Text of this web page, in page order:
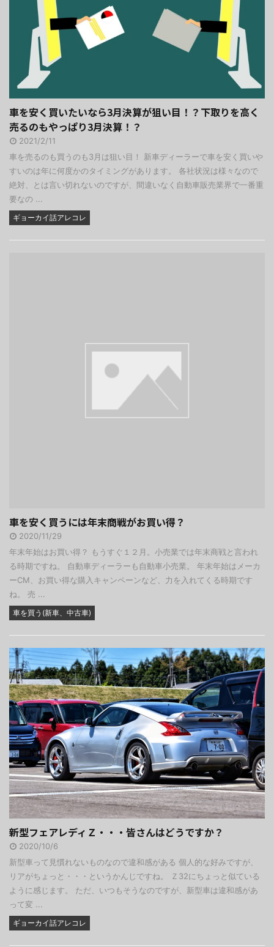
車を安く買いたいなら3月決算が狙い目！？下取りを高く
売るのもやっぱり3月決算！？
2021/2/11
車を売るのも買うのも3月は狙い目！ 新車ディーラーで車を安く買いや
すいのは年に何度かのタイミングがあります。 各社状況は様々なので
絶対、とは言い切れないのですが、間違いなく自動車販売業界で一番重
要なの ...
ギョーカイ話アレコレ
車を安く買うには年末商戦がお買い得？
2020/11/29
年末年始はお買い得？ もうすぐ１２月。小売業では年末商戦と言われ
る時期ですね。 自動車ディーラーも自動車小売業。 年末年始はメーカ
ーCM、お買い得な購入キャンペーンなど、力を入れてくる時期です
ね。 売 ...
車を買う(新車、中古車)
新型フェアレディＺ・・・皆さんはどうですか？
2020/10/6
新型車って見慣れないものなので違和感がある 個人的な好みですが、
リアがちょっと・・・というかんじですね。 Ｚ32にちょっと似ている
ように感じます。 ただ、いつもそうなのですが、新型車は違和感があ
って変 ...
ギョーカイ話アレコレ